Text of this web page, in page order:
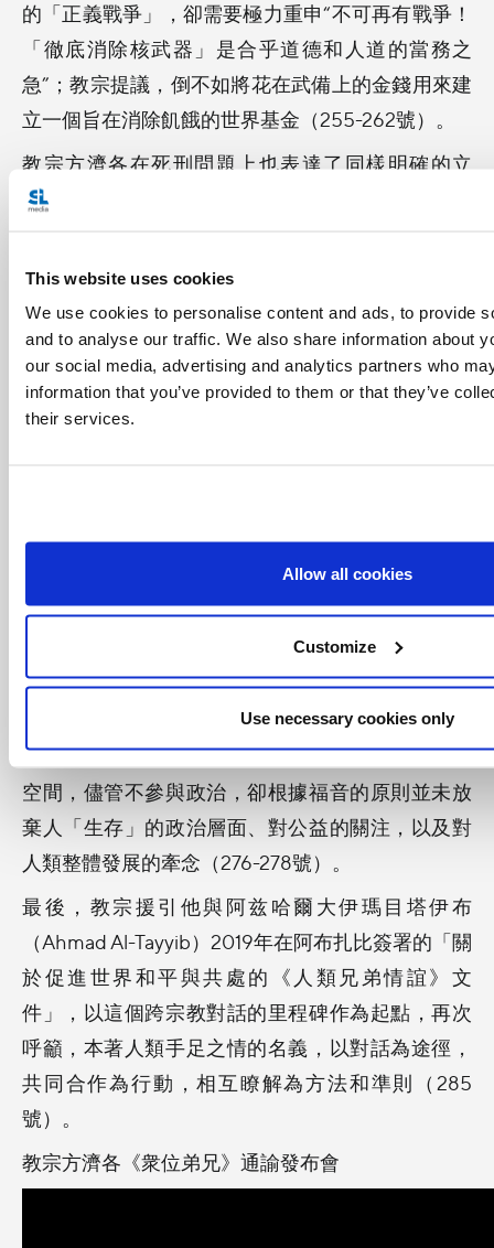
This website uses cookies
We use cookies to personalise content and ads, to provide
and to analyse our traffic. We also share information about
our social media, advertising and analytics partners who
information that you’ve provided to them or that they’ve
their services.
Allow all cookies
Customize
Use necessary cookies only
的「正義戰爭」，卻需要極力重申“不可再有戰爭！
「徹底消除核武器」是合乎道德和人道的當務之
急”；教宗提議，倒不如將花在武備上的金錢用來建
立一個旨在消除飢餓的世界基金（255-262號）。
教宗方濟各在死刑問題上也表達了同樣明確的立
場：死刑是無法接受的，必須在全世界予以廢除，
是一名罪犯。教宗寫道，「兇犯並未喪失他個人的
尊嚴，天主是這尊嚴的擔保者」（263-269號）。
教宗也重申必須尊重“生命的神聖性（283號），某
些人卻似乎認為生命是可被犧牲的”，例如胎兒、窮
人、殘疾者和老年人的生命（18號）。
「宗教為世界上兄弟情誼服務」的課題，强調恐怖
主義並非起源於宗教，而是對宗教作品的錯誤詮
釋。恐怖主義也源自所實行的抗飢餓政策、貧窮、
不公和欺壓行為（282-283號）。可見，宗教間的
和平道路是可行的；為此，需要確保宗教自由，這
是所有信徒的基本人權（279號）。《通諭》尤其省
思了教會的角色：教會不將自己的使命擱置在私人
空間，儘管不參與政治，卻根據福音的原則並未放
棄人「生存」的政治層面、對公益的關注，以及對
人類整體發展的牽念（276-278號）。
最後，教宗援引他與阿兹哈爾大伊瑪目塔伊布
（Ahmad Al-Tayyib）2019年在阿布扎比簽署的「關
於促進世界和平與共處的《人類兄弟情誼》文
件」，以這個跨宗教對話的里程碑作為起點，再次
呼籲，本著人類手足之情的名義，以對話為途徑，
共同合作為行動，相互瞭解為方法和準則（285
號）。
教宗方濟各《衆位弟兄》通諭發布會